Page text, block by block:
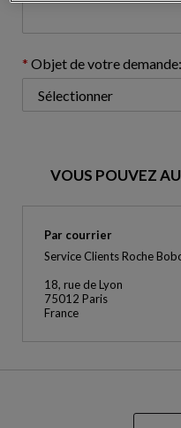
Objet de votre demande:
VOUS POUVEZ
Par courrier
Service Clients Roche
18, rue de Lyon
75012 Paris
France